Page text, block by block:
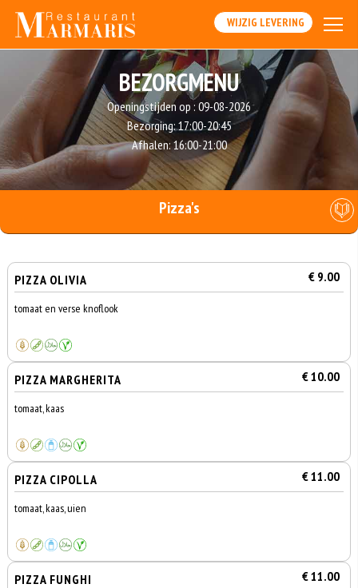
WIJZIG LEVERING
BEZORGMENU
Openingstijden op : 09-08-2026
Bezorging:17:00-20:45
Afhalen:16:00-21:00
Pizza's
PIZZA OLIVIA € 9.00
tomaat en verse knoflook
PIZZA MARGHERITA € 10.00
tomaat, kaas
PIZZA CIPOLLA € 11.00
tomaat, kaas, uien
PIZZA FUNGHI € 11.00